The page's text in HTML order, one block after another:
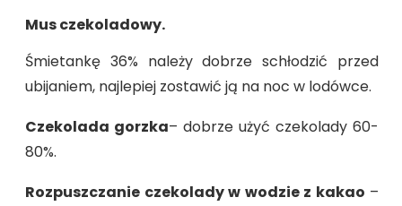
Mus czekoladowy.
Śmietankę 36% należy dobrze schłodzić przed
ubijaniem, najlepiej zostawić ją na noc w lodówce.
Czekolada gorzka– dobrze użyć czekolady 60-
80%.
Rozpuszczanie czekolady w wodzie z kakao –